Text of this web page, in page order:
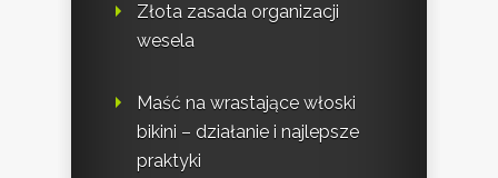
Złota zasada organizacji
wesela
Maść na wrastające włoski
bikini – działanie i najlepsze
praktyki